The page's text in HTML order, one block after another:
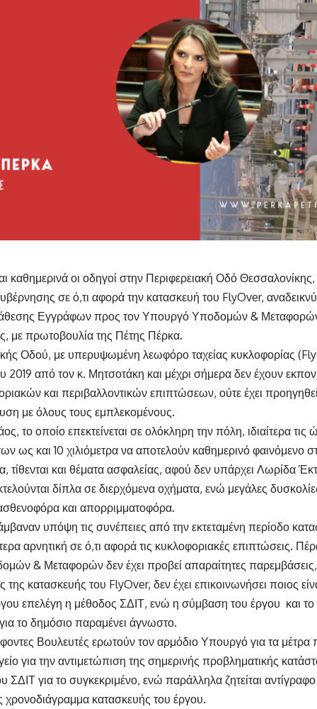
καθημερινά οι οδηγοί στην Περιφερειακή Οδό
σε ό,τι αφορά την κατασκευή του FlyOver,
Εγγράφων προς τον Υπουργό Υποδομών &
με πρωτοβουλία της Πέτης Πέρκα.
Οδού, με υπερυψωμένη λεωφόρο ταχείας κυκλοφορίας
2019 από τον κ. Μητσοτάκη και μέχρι σήμερα δεν έχουν
και περιβαλλοντικών επιπτώσεων, ούτε έχει
με όλους τους εμπλεκομένους.
το οποίο επεκτείνεται σε ολόκληρη την πόλη, ιδιαίτερα τις
ως και 10 χιλιόμετρα να αποτελούν καθημερινό φαινόμενο
και θέματα ασφαλείας, αφού δεν υπάρχει Λωρίδα
δίπλα σε διερχόμενα οχήματα, ενώ μεγάλες
και απορριμματοφόρα.
υπόψη τις συνέπειες από την εκτεταμένη περίοδο
αρνητική σε ό,τι αφορά τις κυκλοφοριακές επιπτώσεις.
& Μεταφορών δεν έχει προβεί απαραίτητες παρεμβάσεις,
της κατασκευής του FlyOver, δεν έχει επικοινωνήσει ποιος
επελέγη η μέθοδος ΣΔΙΤ, ενώ η σύμβαση του έργου και το
το δημόσιο παραμένει άγνωστο.
Βουλευτές ερωτούν τον αρμόδιο Υπουργό για τα μέτρα
για την αντιμετώπιση της σημερινής προβληματικής
ΣΔΙΤ για το συγκεκριμένο, ενώ παράλληλα ζητείται αντίγραφο
χρονοδιάγραμμα κατασκευής του έργου.